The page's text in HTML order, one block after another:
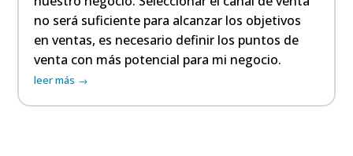
no será suficiente para alcanzar los objetivos
en ventas, es necesario definir los puntos de
venta con más potencial para mi negocio.
leer más